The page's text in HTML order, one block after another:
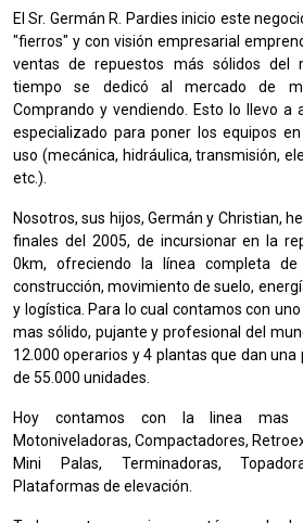
El Sr. Germán R. Pardies inicio este
"fierros" y con visión empresarial
ventas de repuestos más sólidos del
tiempo se dedicó al mercado de
Comprando y vendiendo. Esto lo llevo
especializado para poner los equipos
uso (mecánica, hidráulica, transmisión,
etc.).
Nosotros, sus hijos, Germán y Christian,
finales del 2005, de incursionar en la
0km, ofreciendo la línea completa
construcción, movimiento de suelo,
y logística. Para lo cual contamos con
mas sólido, pujante y profesional del
12.000 operarios y 4 plantas que dan
de 55.000 unidades.
Hoy contamos con la linea mas
Motoniveladoras, Compactadores,
Mini Palas, Terminadoras,
Plataformas de elevación.